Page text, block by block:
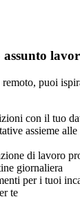
puoi
con il tuo
assieme
di lavoro
giornaliera
per i tuoi
te